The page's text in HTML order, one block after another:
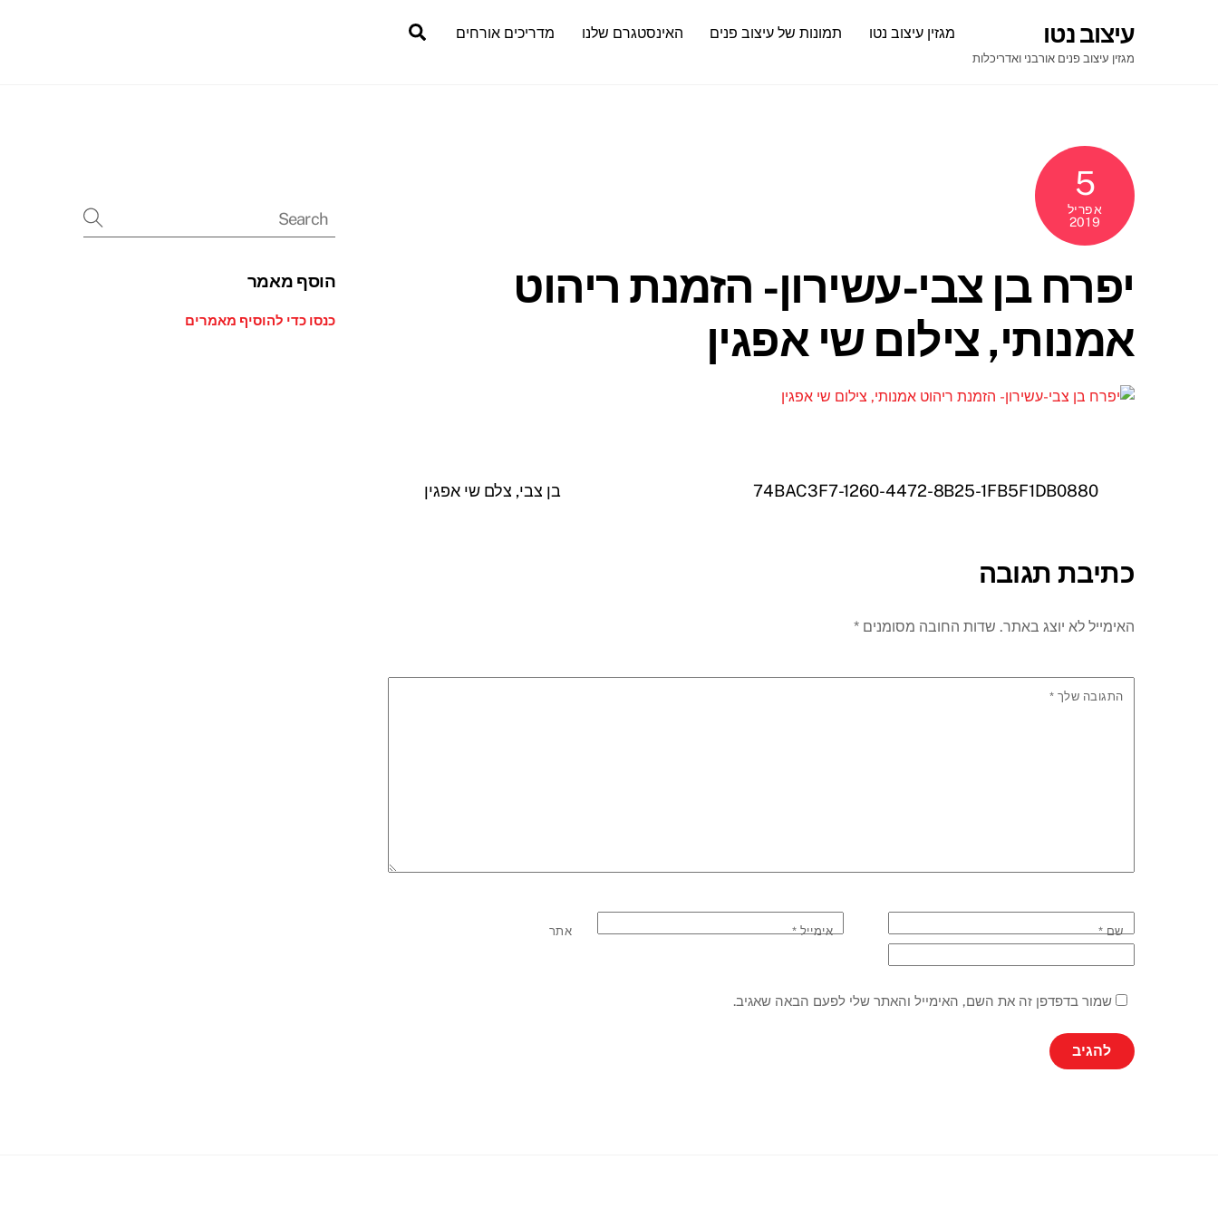
עיצוב נטו
מגזין עיצוב פנים אורבני ואדריכלות
Search מגזין עיצוב נטו תמונות של עיצוב פנים האינסטגרם שלנו מדריכים אורחים
5
אפריל
2019
יפרח בן צבי-עשירון- הזמנת ריהוט
אמנותי, צילום שי אפגין
74BAC3F7-1260-4472-8B25-1FB5F1DB0880 בן צבי, צלם שי אפגין
כתיבת תגובה
האימייל לא יוצג באתר. שדות החובה מסומנים *
התגובה שלך *
שם* אימייל* אתר
שמור בדפדפן זה את השם, האימייל והאתר שלי לפעם הבאה שאגיב.
הוסף מאמר
כנסו כדי להוסיף מאמרים